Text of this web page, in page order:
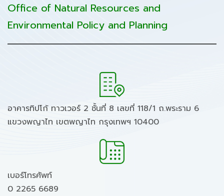
Office of Natural Resources and
Environmental Policy and Planning
อาคารทิปโก้ ทาวเวอร์ 2 ชั้นที่ 8 เลขที่ 118/1 ถ.พระราม 6
แขวงพญาไท เขตพญาไท กรุงเทพฯ 10400
เบอร์โทรศัพท์
0 2265 6689